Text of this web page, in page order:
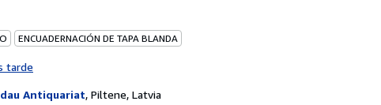
ENCUADERNACIÓN DE TAPA BLANDA
tarde
Antiquariat, Piltene, Latvia